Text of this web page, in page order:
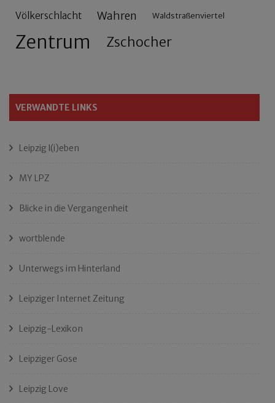
Völkerschlacht Wahren Waldstraßenviertel
Zentrum Zschocher
VERWANDTE LINKS
Leipzig l(i)eben
MY LPZ
Blicke in die Vergangenheit
wortblende
Unterwegs im Hinterland
Leipziger Internet Zeitung
Leipzig-Lexikon
Leipziger Gose
Leipzig Love